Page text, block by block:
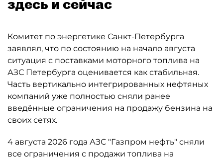
здесь и сейчас
Комитет по энергетике Санкт-Петербурга
заявлял, что по состоянию на начало августа
ситуация с поставками моторного топлива на
АЗС Петербурга оценивается как стабильная.
Часть вертикально интегрированных нефтяных
компаний уже полностью сняли ранее
введённые ограничения на продажу бензина на
своих сетях.
4 августа 2026 года АЗС "Газпром нефть" сняли
все ограничения с продажи топлива на